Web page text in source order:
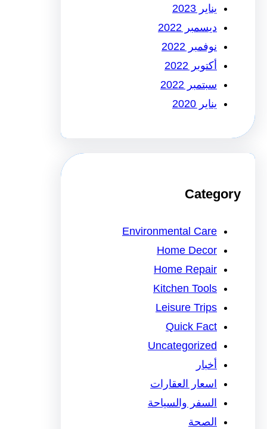
يناير 2023
ديسمبر 2022
نوفمبر 2022
أكتوبر 2022
سبتمبر 2022
يناير 2020
Category
Environmental Care
Home Decor
Home Repair
Kitchen Tools
Leisure Trips
Quick Fact
Uncategorized
أخبار
اسعار العقارات
السفر والسياحة
الصحة